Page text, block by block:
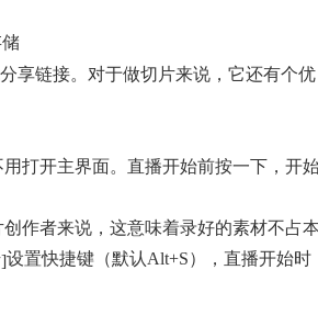
享链接。对于做切片来说，它还有个优
打开主界面。直播开始前按一下，开
作者来说，这意味着录好的素材不占
设置快捷键（默认Alt+S），直播开始时